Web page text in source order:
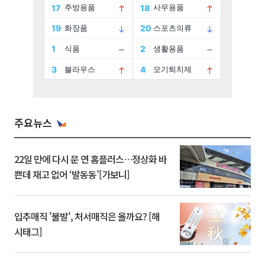
주요뉴스
22일 만에 다시 문 연 홈플러스…정상화 바
쁜데 재고 없어 ‘발동동’[가보니]
입추매직 '불발', 처서매직은 올까요? [해
시태그]